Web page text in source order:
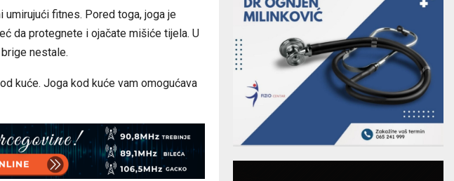
umirujući fitnes. Pored toga, joga je
da protegnete i ojačate mišiće tijela. U
nestale.
kuće. Joga kod kuće vam omogućava